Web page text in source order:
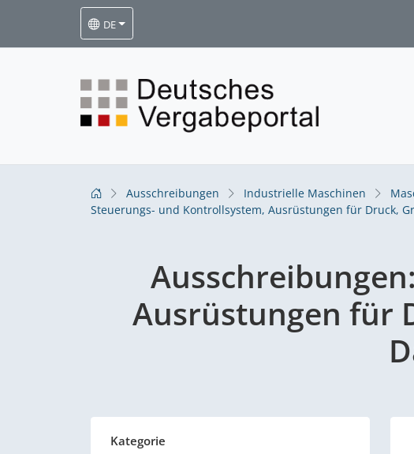
DE
Ausschreibungen Industrielle Maschinen
Steuerungs- und Kontrollsystem, Ausrüstungen für Druck,
Ausschreibungen:
Ausrüstungen für
Kategorie